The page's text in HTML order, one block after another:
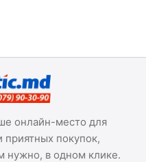
онлайн-место для
покупок,
нужно, в одном клике.